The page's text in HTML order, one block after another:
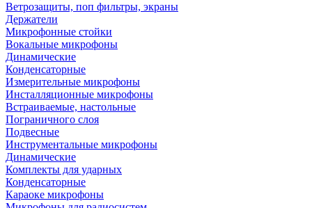
Ветрозащиты, поп фильтры, экраны
Держатели
Микрофонные стойки
Вокальные микрофоны
Динамические
Конденсаторные
Измерительные микрофоны
Инсталляционные микрофоны
Встраиваемые, настольные
Пограничного слоя
Подвесные
Инструментальные микрофоны
Динамические
Комплекты для ударных
Конденсаторные
Караоке микрофоны